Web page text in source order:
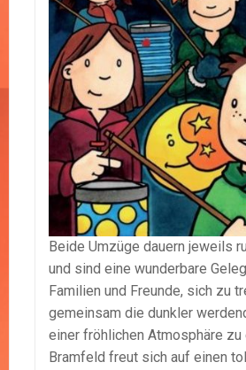
Beide Umzüge dauern jeweils
und sind eine wunderbare
Familien und Freunde, sich zu
gemeinsam die dunkler
einer fröhlichen Atmosphäre zu
Bramfeld freut sich auf einen